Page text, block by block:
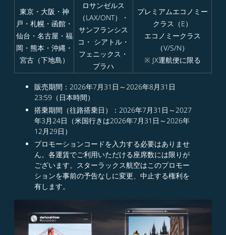
東京・大阪・神
戸・札幌・函館・
仙台・名古屋・福
岡・熊本・沖縄・
宮古（下地島）
ロサンゼルス
（LAX/ONT）・
サンフランシス
コ・ シアトル・
フェニックス・
プラハ
プレミアムエコノミー
クラス（E）
エコノミークラス
（V/S/N）
※ JX運航便に限る
販売期間：2026年7月31日～2026年8月31日
23:59（日本時間）​
搭乗期間（往路搭乗日）：2026年7月31日～2027
年3月24日（米国行きは2026年7月31日～2026年
12月29日）
プロモーションコードを入力する必要はありませ
ん。各運賃でご利用いただける座席数には限りが
ございます。スターラックス航空はこのプロモー
ションを事前の予告なしに変更、中止する権利を
有します。